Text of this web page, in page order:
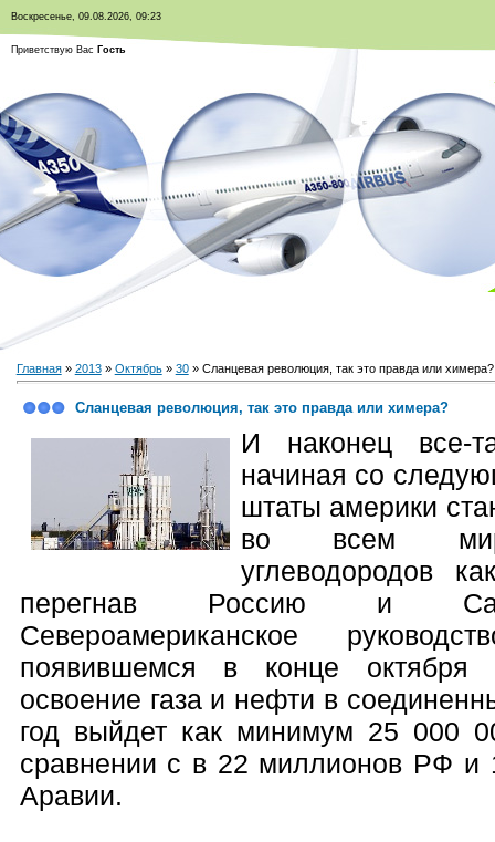
Воскресенье, 09.08.2026, 09:23
Приветствую Вас Гость
Главная» 2013 » Октябрь » 30» Сланцевая революция, так это правда или химера?
Сланцевая революция, так это правда или химера?
И наконец все-
начиная со
штаты америки
во всем мире
углеводородов
перегнав Россию и
Североамериканское
появившемся в конце октября
освоение газа и нефти в
год выйдет как минимум 25 000
сравнении с в 22 миллионов РФ и
Аравии.